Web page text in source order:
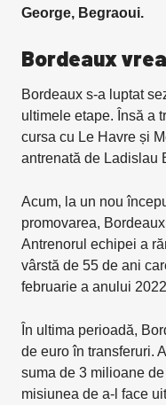
George, Begraoui.
Bordeaux
Bordeaux s-a luptat
ultimele etape. Însă a
cursa cu Le Havre și
antrenată de Ladislau
Acum, la un nou
promovarea,
Antrenorul echipei a
vârstă de 55 de ani
februarie a anului
În ultima perioadă,
de euro în transferuri.
suma de 3 milioane
misiunea de a-l face